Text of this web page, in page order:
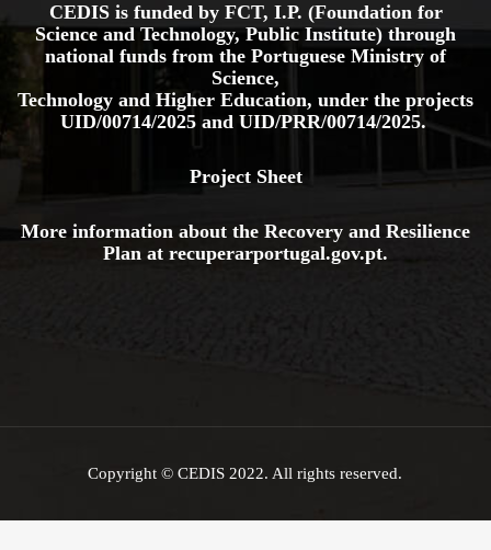
CEDIS is funded by FCT, I.P. (Foundation for
Science and Technology, Public Institute) through
national funds from the Portuguese Ministry of
Science,
Technology and Higher Education, under the projects
UID/00714/2025 and UID/PRR/00714/2025.
Project Sheet
More information about the Recovery and Resilience
Plan at recuperarportugal.gov.pt.
Copyright © CEDIS 2022. All rights reserved.